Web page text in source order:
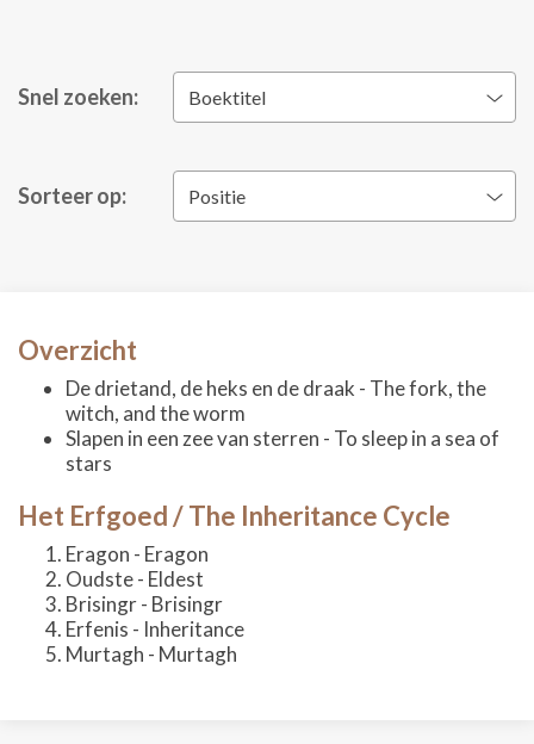
Snel zoeken: Boektitel
Sorteer op: Positie
Overzicht
De drietand, de heks en de draak - The fork, the
witch, and the worm
Slapen in een zee van sterren - To sleep in a sea of
stars
Het Erfgoed / The Inheritance Cycle
Eragon - Eragon
Oudste - Eldest
Brisingr - Brisingr
Erfenis - Inheritance
Murtagh - Murtagh